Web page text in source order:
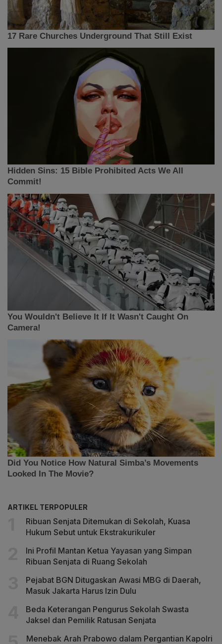
ARTIKEL TERPOPULER
Ribuan Senjata Ditemukan di Sekolah, Kuasa
Hukum Sebut untuk Ekstrakurikuler
Ini Profil Mantan Ketua Yayasan yang Simpan
Ribuan Senjata di Ruang Sekolah
Pejabat BGN Ditugaskan Awasi MBG di Daerah,
Masuk Jakarta Harus Izin Dulu
Beda Keterangan Pengurus Sekolah Swasta
Jaksel dan Pemilik Ratusan Senjata
Menebak Arah Prabowo dalam Pergantian Kapolri